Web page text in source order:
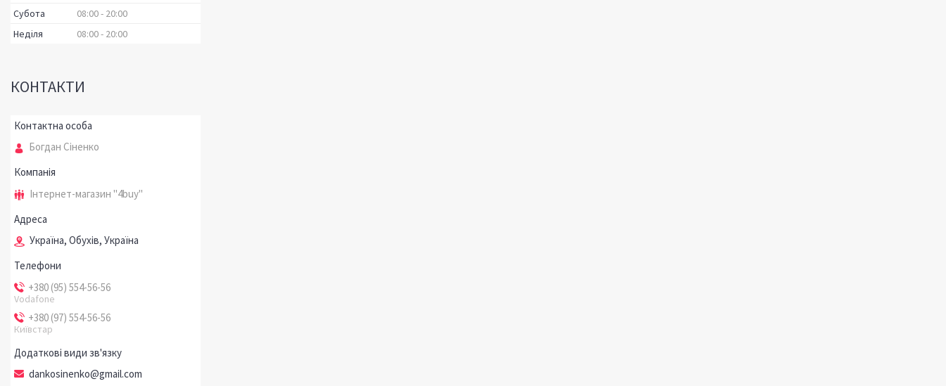
Субота
08:00
20:00
Неділя
08:00 20:00
КОНТАКТИ
Богдан Сіненко
Інтернет-магазин "4buy"
Україна, Обухів, Україна
+380 (95) 554-56-56
Vodafone
+380 (97) 554-56-56
Київстар
dankosinenko@gmail.com